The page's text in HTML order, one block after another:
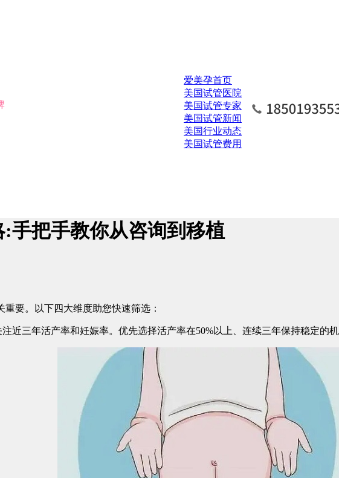
爱美孕首页
美国试管医院
美国试管专家
美国试管新闻
美国行业动态
美国试管费用
手把手教你从咨询到移植
要。以下四大维度助您快速筛选：
三年活产率和妊娠率。优先选择活产率在50%以上、连续三年保持稳定的机